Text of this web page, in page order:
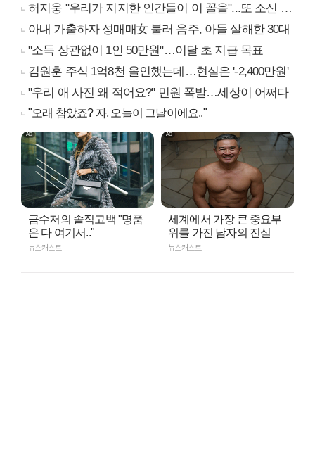
허지웅 "우리가 지지한 인간들이 이 꼴을"...또 소신 발언
아내 가출하자 성매매女 불러 음주, 아들 살해한 30대
"소득 상관없이 1인 50만원"…이달 초 지급 목표
김원훈 주식 1억8천 올인했는데…현실은 '-2,400만원'
"우리 애 사진 왜 적어요?" 민원 폭발…세상이 어쩌다
"오래 참았죠? 자, 오늘이 그날이에요.."
금수저의 솔직고백 "명품
은 다 여기서.."
뉴스캐스트
세계에서 가장 큰 중요부
위를 가진 남자의 진실
뉴스캐스트